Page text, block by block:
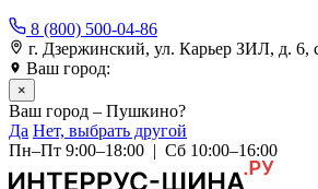
8 (800) 500-04-86
г. Дзержинский, ул. Карьер ЗИЛ, д. 6,
Ваш город:
×
Ваш город – Пушкино?
Да Нет, выбрать другой
Пн–Пт 9:00–18:00 | Сб 10:00–16:00